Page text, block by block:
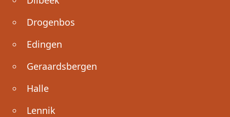
Drogenbos
Edingen
Geraardsbergen
Halle
Lennik